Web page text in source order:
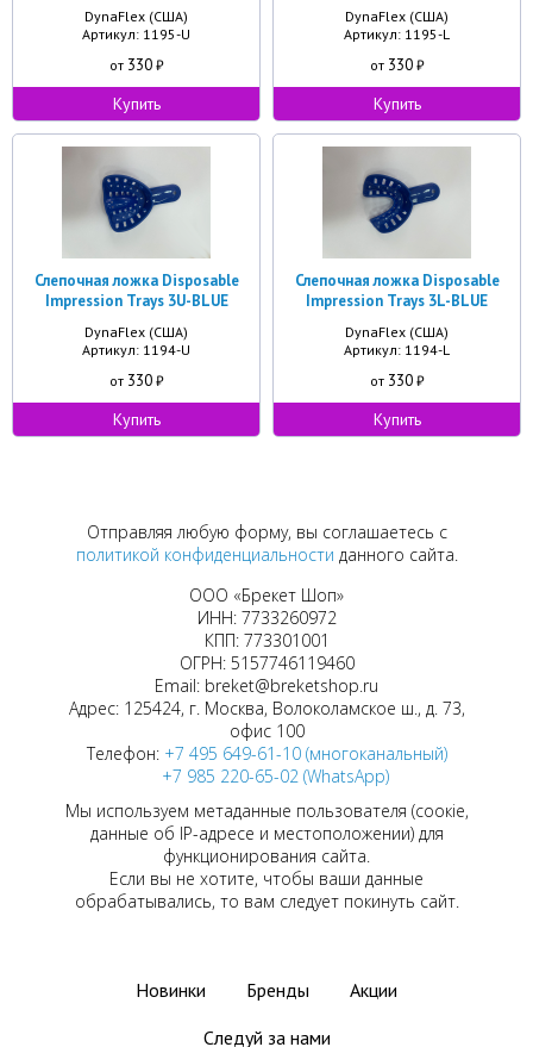
DynaFlex (США)
Артикул: 1195-U
от 330₽
Купить
DynaFlex (США)
Артикул: 1195-L
от 330₽
Купить
Слепочная ложка Disposable
Impression Trays 3U-BLUE
DynaFlex (США)
Артикул: 1194-U
от 330₽
Купить
Слепочная ложка Disposable
Impression Trays 3L-BLUE
DynaFlex (США)
Артикул: 1194-L
от 330₽
Купить
Отправляя любую форму, вы соглашаетесь с
политикой конфиденциальности данного сайта.
ООО «Брекет Шоп»
ИНН: 7733260972
КПП: 773301001
ОГРН: 5157746119460
Email: breket@breketshop.ru
Адрес: 125424, г. Москва, Волоколамское ш., д. 73,
офис 100
Телефон: +7 495 649-61-10 (многоканальный)
+7 985 220-65-02 (WhatsApp)
Мы используем метаданные пользователя (соокіе,
данные об IP-адресе и местоположении) для
функционирования сайта.
Если вы не хотите, чтобы ваши данные
обрабатывались, то вам следует покинуть сайт.
Новинки Бренды
Акции
Следуй за нами